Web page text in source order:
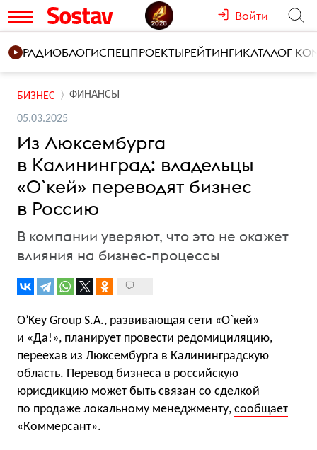
Войти
РАДИОБЛОГИСПЕЦПРОЕКТЫРЕЙТИНГИКАТАЛОГ
БИЗНЕС ФИНАНСЫ
05.03.2025
Из Люксембурга
в Калининград: владельцы
«О`кей» переводят бизнес
в Россию
В компании уверяют, что это не окажет
влияния на бизнес-процессы
O’Key Group S.A., развивающая сети «О`кей»
и «Да!», планирует провести редомициляцию,
переехав из Люксембурга в Калининградскую
область. Перевод бизнеса в российскую
юрисдикцию может быть связан со сделкой
по продаже локальному менеджменту, сообщает
«Коммерсант».